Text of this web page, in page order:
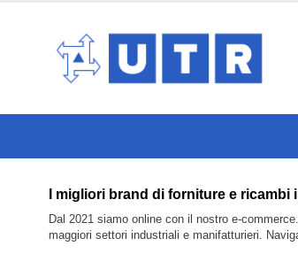
I migliori brand di forniture e ricambi
Dal 2021 siamo online con il nostro e-
maggiori settori industriali e manifatturieri.